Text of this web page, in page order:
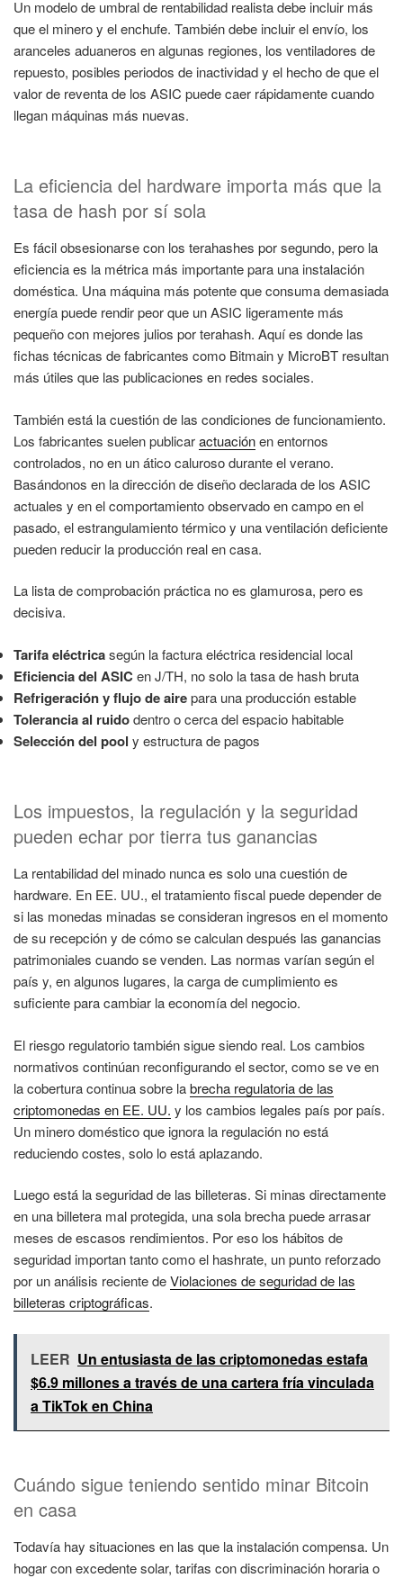
Un modelo de umbral de rentabilidad realista debe incluir más
que el minero y el enchufe. También debe incluir el envío, los
aranceles aduaneros en algunas regiones, los ventiladores de
repuesto, posibles periodos de inactividad y el hecho de que el
valor de reventa de los ASIC puede caer rápidamente cuando
llegan máquinas más nuevas.
La eficiencia del hardware importa más que la
tasa de hash por sí sola
Es fácil obsesionarse con los terahashes por segundo, pero la
eficiencia es la métrica más importante para una instalación
doméstica. Una máquina más potente que consuma demasiada
energía puede rendir peor que un ASIC ligeramente más
pequeño con mejores julios por terahash. Aquí es donde las
fichas técnicas de fabricantes como Bitmain y MicroBT resultan
más útiles que las publicaciones en redes sociales.
También está la cuestión de las condiciones de funcionamiento.
Los fabricantes suelen publicaractuaciónen entornos
controlados, no en un ático caluroso durante el verano.
Basándonos en la dirección de diseño declarada de los ASIC
actuales y en el comportamiento observado en campo en el
pasado, el estrangulamiento térmico y una ventilación deficiente
pueden reducir la producción real en casa.
La lista de comprobación práctica no es glamurosa, pero es
decisiva.
Tarifa eléctricasegún la factura eléctrica residencial local
Eficiencia del ASICen J/TH, no solo la tasa de hash bruta
Refrigeración y flujo de airepara una producción estable
Tolerancia al ruidodentro o cerca del espacio habitable
Selección del pool y estructura de pagos
Los impuestos, la regulación y la seguridad
pueden echar por tierra tus ganancias
La rentabilidad del minado nunca es solo una cuestión de
hardware. En EE. UU., el tratamiento fiscal puede depender de
si las monedas minadas se consideran ingresos en el momento
de su recepción y de cómo se calculan después las ganancias
patrimoniales cuando se venden. Las normas varían según el
país y, en algunos lugares, la carga de cumplimiento es
suficiente para cambiar la economía del negocio.
El riesgo regulatorio también sigue siendo real. Los cambios
normativos continúan reconfigurando el sector, como se ve en
la cobertura continua sobre labrecha regulatoria de las
criptomonedas en EE. UU. y los cambios legales país por país.
Un minero doméstico que ignora la regulación no está
reduciendo costes, solo lo está aplazando.
Luego está la seguridad de las billeteras. Si minas directamente
en una billetera mal protegida, una sola brecha puede arrasar
meses de escasos rendimientos. Por eso los hábitos de
seguridad importan tanto como el hashrate, un punto reforzado
por un análisis reciente deViolaciones de seguridad de las
billeteras criptográficas.
LEER Un entusiasta de las criptomonedas estafa
$6.9 millones a través de una cartera fría vinculada
a TikTok en China
Cuándo sigue teniendo sentido minar Bitcoin
en casa
Todavía hay situaciones en las que la instalación compensa. Un
hogar con excedente solar, tarifas con discriminación horaria o